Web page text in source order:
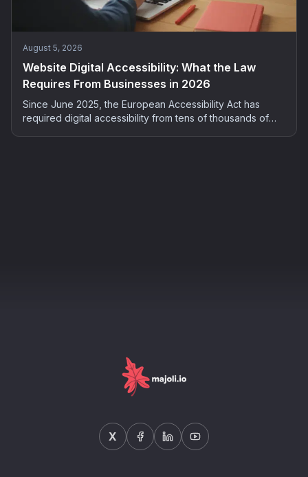
August 5, 2026
Website Digital Accessibility: What the Law
Requires From Businesses in 2026
Since June 2025, the European Accessibility Act has
required digital accessibility from tens of thousands of
X